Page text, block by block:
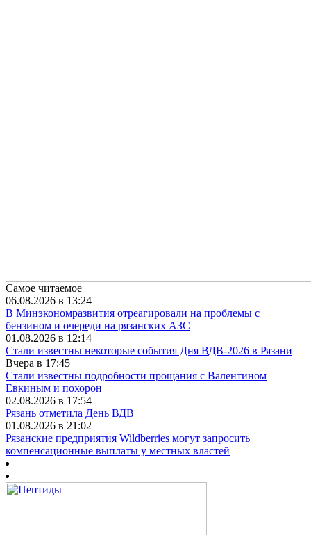
Самое читаемое
06.08.2026 в 13:24
В Минэкономразвития отреагировали на проблемы с
бензином и очереди на рязанских АЗС
01.08.2026 в 12:14
Стали известны некоторые события Дня ВДВ-2026 в Рязани
Вчера в 17:45
Стали известны подробности прощания с Валентином
Евкиным и похорон
02.08.2026 в 17:54
Рязань отметила День ВДВ
01.08.2026 в 21:02
Рязанские предприятия Wildberries могут запросить
компенсационные выплаты у местных властей